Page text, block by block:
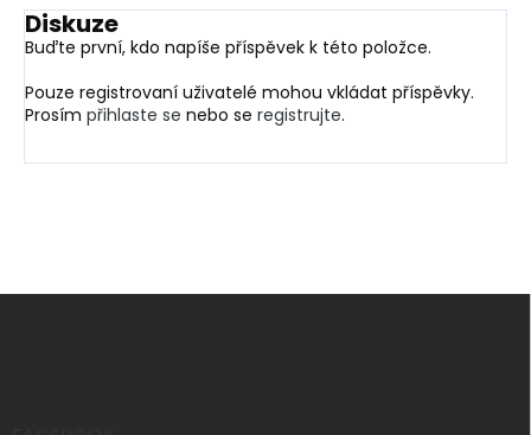
Diskuze
Buďte první, kdo napíše příspěvek k této položce.
Pouze registrovaní uživatelé mohou vkládat příspěvky.
Prosím přihlaste se nebo se registrujte.
Z